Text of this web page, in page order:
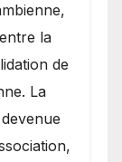
la
de
La